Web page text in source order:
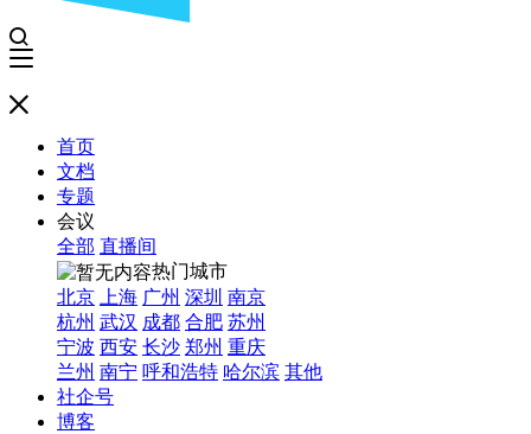
首页
文档
专题
会议
全部 直播间
热门城市
北京
上海 广州 深圳 南京
杭州 武汉 成都 合肥 苏州
宁波 西安 长沙 郑州 重庆
兰州 南宁 呼和浩特 哈尔滨 其他
社企号
博客